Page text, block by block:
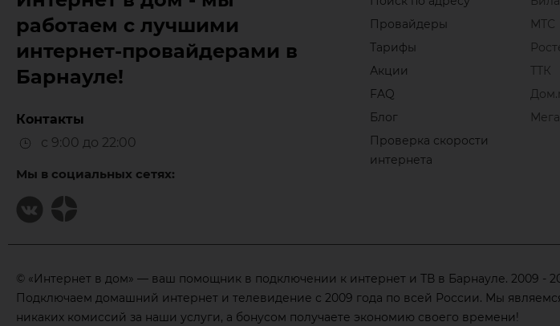
работаем с лучшими
интернет-провайдерами в
Барнауле!
Контакты
с 9:00 до 22:00
Мы в социальных сетях:
Провайдеры
Тарифы
Акции
FAQ
Блог
Проверка скорости
интернета
МТС
ТТК
© «Интернет в дом» — ваш помощник в подключении к интернет и ТВ в Барнауле. 2009 -
Подключаем домашний интернет и телевидение с 2009 года по всей России. Мы
никаких комиссий за наши услуги, а бонусом получаете экономию своего времени!